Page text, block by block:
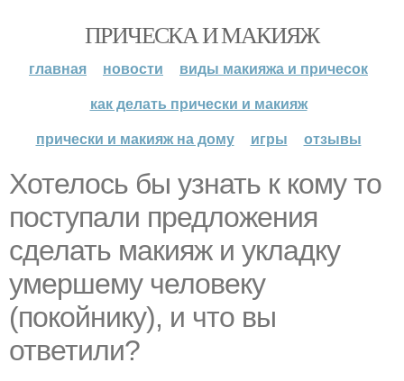
ПРИЧЕСКА И МАКИЯЖ
главная новости
виды макияжа и причесок
как делать прически и макияж
прически и макияж на дому
игры отзывы
Хотелось бы узнать к кому то
поступали предложения
сделать макияж и укладку
умершему человеку
(покойнику), и что вы
ответили?